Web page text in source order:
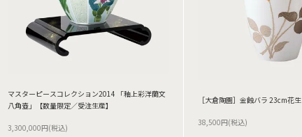
マスターピースコレクション2014 「釉上彩洋蘭文
八角壺」【数量限定／受注生産】
3,300,000円(税込)
［大倉陶園］金蝕バラ 23cm花生
38,500円(税込)